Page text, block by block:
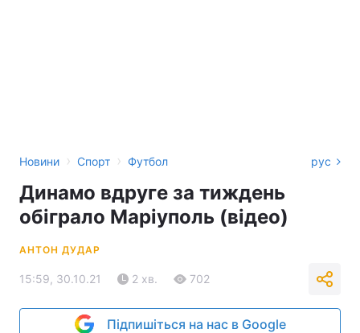
Новини › Спорт › Футбол рус
Динамо вдруге за тиждень
обіграло Маріуполь (відео)
АНТОН ДУДАР
15:59, 30.10.21 2 хв. 702
Підпишіться на нас в Google